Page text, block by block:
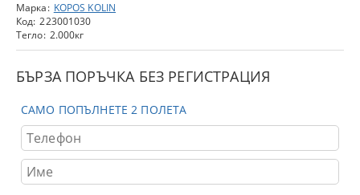
Марка: KOPOS KOLIN
Код: 223001030
Тегло: 2.000кг
БЪРЗА ПОРЪЧКА БЕЗ РЕГИСТРАЦИЯ
САМО ПОПЪЛНЕТЕ 2 ПОЛЕТА